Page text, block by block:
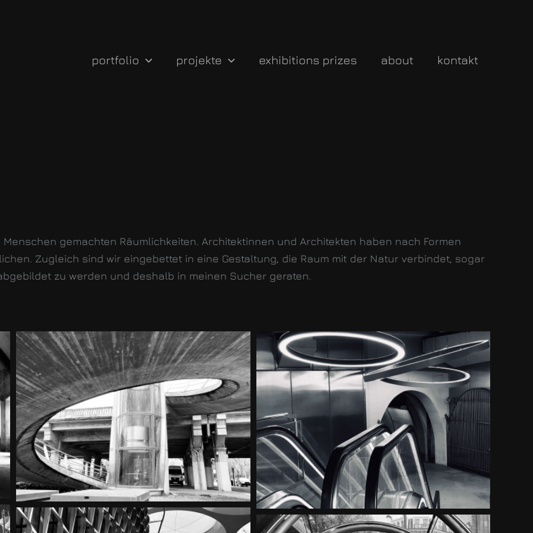
portfolio projekte exhibitions prizes about kontakt
gemachten Räumlichkeiten. Architektinnen und Architekten haben nach Formen
Zugleich sind wir eingebettet in eine Gestaltung, die Raum mit der Natur verbindet, sogar
zu werden und deshalb in meinen Sucher geraten.